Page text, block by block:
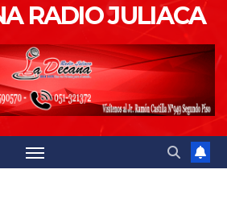
RADIO JULIACA